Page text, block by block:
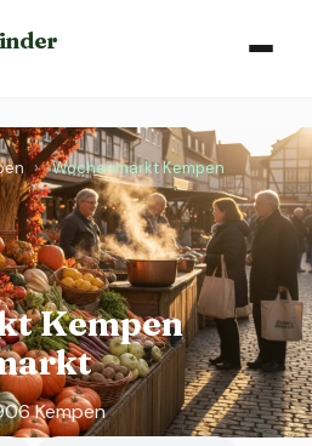
›
Wochenmarkt Kempen
Kempen
Kempen